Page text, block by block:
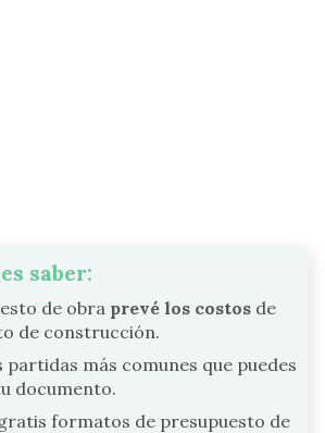
saber:
de obra prevé los costos de
de construcción.
partidas más comunes que puedes
documento.
formatos de presupuesto de